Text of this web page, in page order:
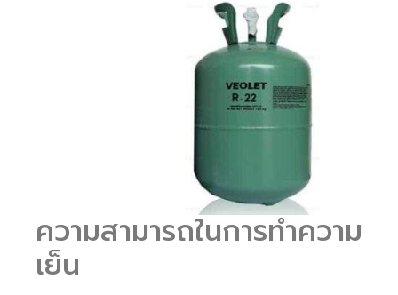
ความสามารถในการทำความ
เย็น